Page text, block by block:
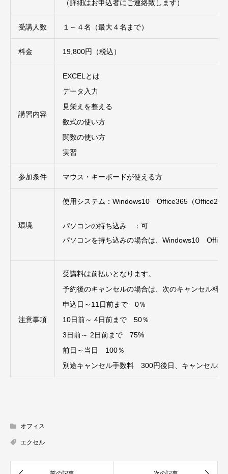
（詳細はお申込者にご連絡致します）
受講人数 １～４名（最大４名まで）
料金 19,800円（税込）
講習内容
EXCELとは
データ入力
見栄えを整える
数式の使い方
関数の使い方
実習
参加条件 マウス・キーボードが使える方
環境
使用システム：Windows10 Office365（
パソコンの持ち込み ：可
パソコンを持ち込みの場合は、Windows10
注意事項
受講料は前払いとなります。
予約後のキャンセルの場合は、次のキャンセル料
申込日～11日前まで 0％
10日前～ 4日前まで 50％
3日前～ 2日前まで 75%
前日～当日 100％
別途キャンセル手数料 300円後日、キャンセル料
オフィス
エクセル